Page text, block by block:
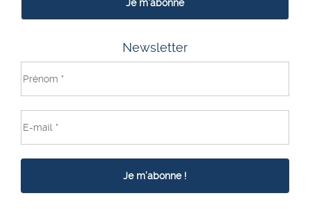
Je m'abonne
Newsletter